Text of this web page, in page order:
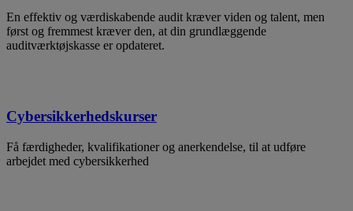
En effektiv og værdiskabende audit kræver viden og talent, men
først og fremmest kræver den, at din grundlæggende
auditværktøjskasse er opdateret.
Cybersikkerhedskurser
Få færdigheder, kvalifikationer og anerkendelse, til at udføre
arbejdet med cybersikkerhed